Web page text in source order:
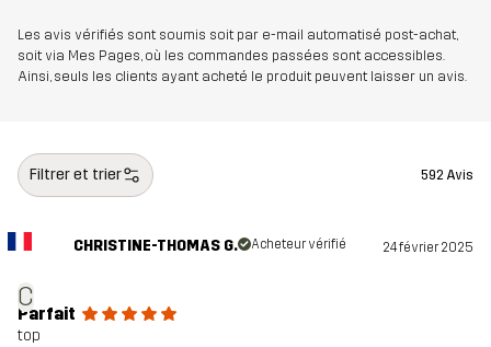
d'article
Les avis vérifiés sont soumis soit par e-mail automatisé post-achat,
soit via Mes Pages, où les commandes passées sont accessibles.
Ainsi, seuls les clients ayant acheté le produit peuvent laisser un avis.
Filtrer et trier 592 Avis
C
CHRISTINE-THOMAS G. Acheteur vérifié 24 février 2025
Parfait
top